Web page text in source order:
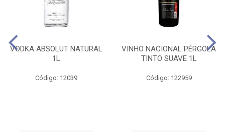
VODKA ABSOLUT NATURAL
1L
Código: 12039
VINHO NACIONAL PÉRGOLA
TINTO SUAVE 1L
Código: 122959